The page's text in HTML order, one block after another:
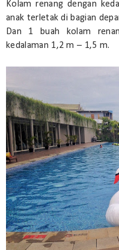
Kolam renang dengan
anak terletak di bagian
Dan 1 buah kolam
kedalaman 1,2 m – 1,5 m.